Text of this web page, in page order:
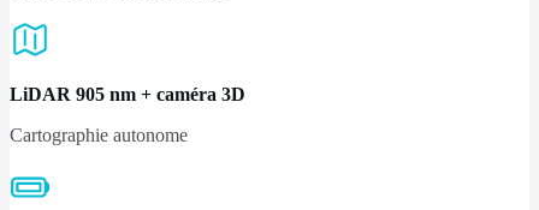
LiDAR 905 nm + caméra 3D
Cartographie autonome